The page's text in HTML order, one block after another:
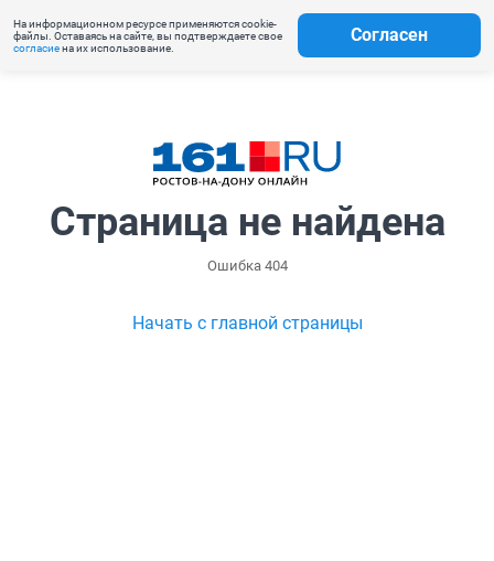
На информационном ресурсе применяются cookie-
файлы. Оставаясь на сайте, вы подтверждаете свое
согласиена их использование.
Согласен
Страница не найдена
Ошибка 404
Начать с главной страницы